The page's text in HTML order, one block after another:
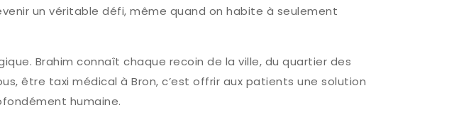
un véritable défi, même quand on habite à seulement
Brahim connaît chaque recoin de la ville, du quartier des
être taxi médical à Bron, c’est offrir aux patients une solution
humaine.